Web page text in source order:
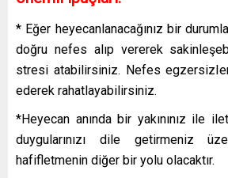
* Eğer heyecanlanacağınız bir
doğru nefes alıp vererek
stresi atabilirsiniz. Nefes
ederek rahatlayabilirsiniz.
*Heyecan anında bir yakınınız ile
duygularınızı dile getirmeniz
hafifletmenin diğer bir yolu olacaktır.